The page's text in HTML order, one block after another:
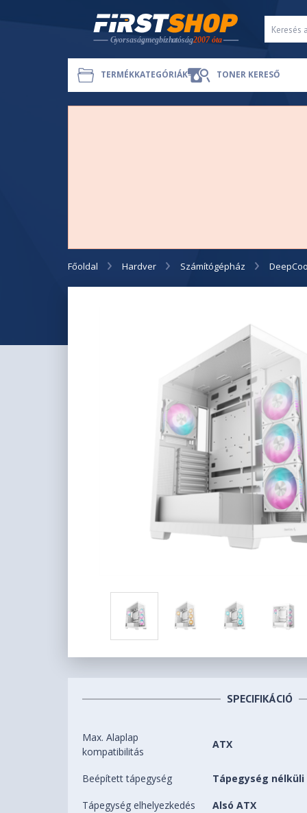
TERMÉKKATEGÓRIÁK TONER KERESŐ
Főoldal Hardver Számítógépház
SPECIFIKÁCIÓ
Max. Alaplap
kompatibilitás
ATX
Beépített tápegység Tápegység nélküli
Tápegység elhelyezkedés Alsó ATX